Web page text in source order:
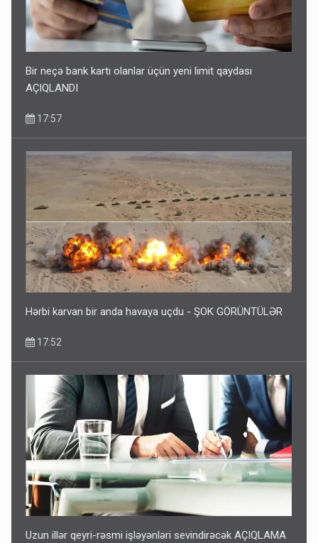
Bir neçə bank kartı olanlar üçün yeni limit qaydası
AÇIQLANDI
17:57
Hərbi karvan bir anda havaya uçdu - ŞOK GÖRÜNTÜLƏR
17:52
Uzun illər qeyri-rəsmi işləyənləri sevindirəcək AÇIQLAMA